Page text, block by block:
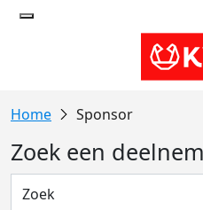
Sponsor
Zoek een